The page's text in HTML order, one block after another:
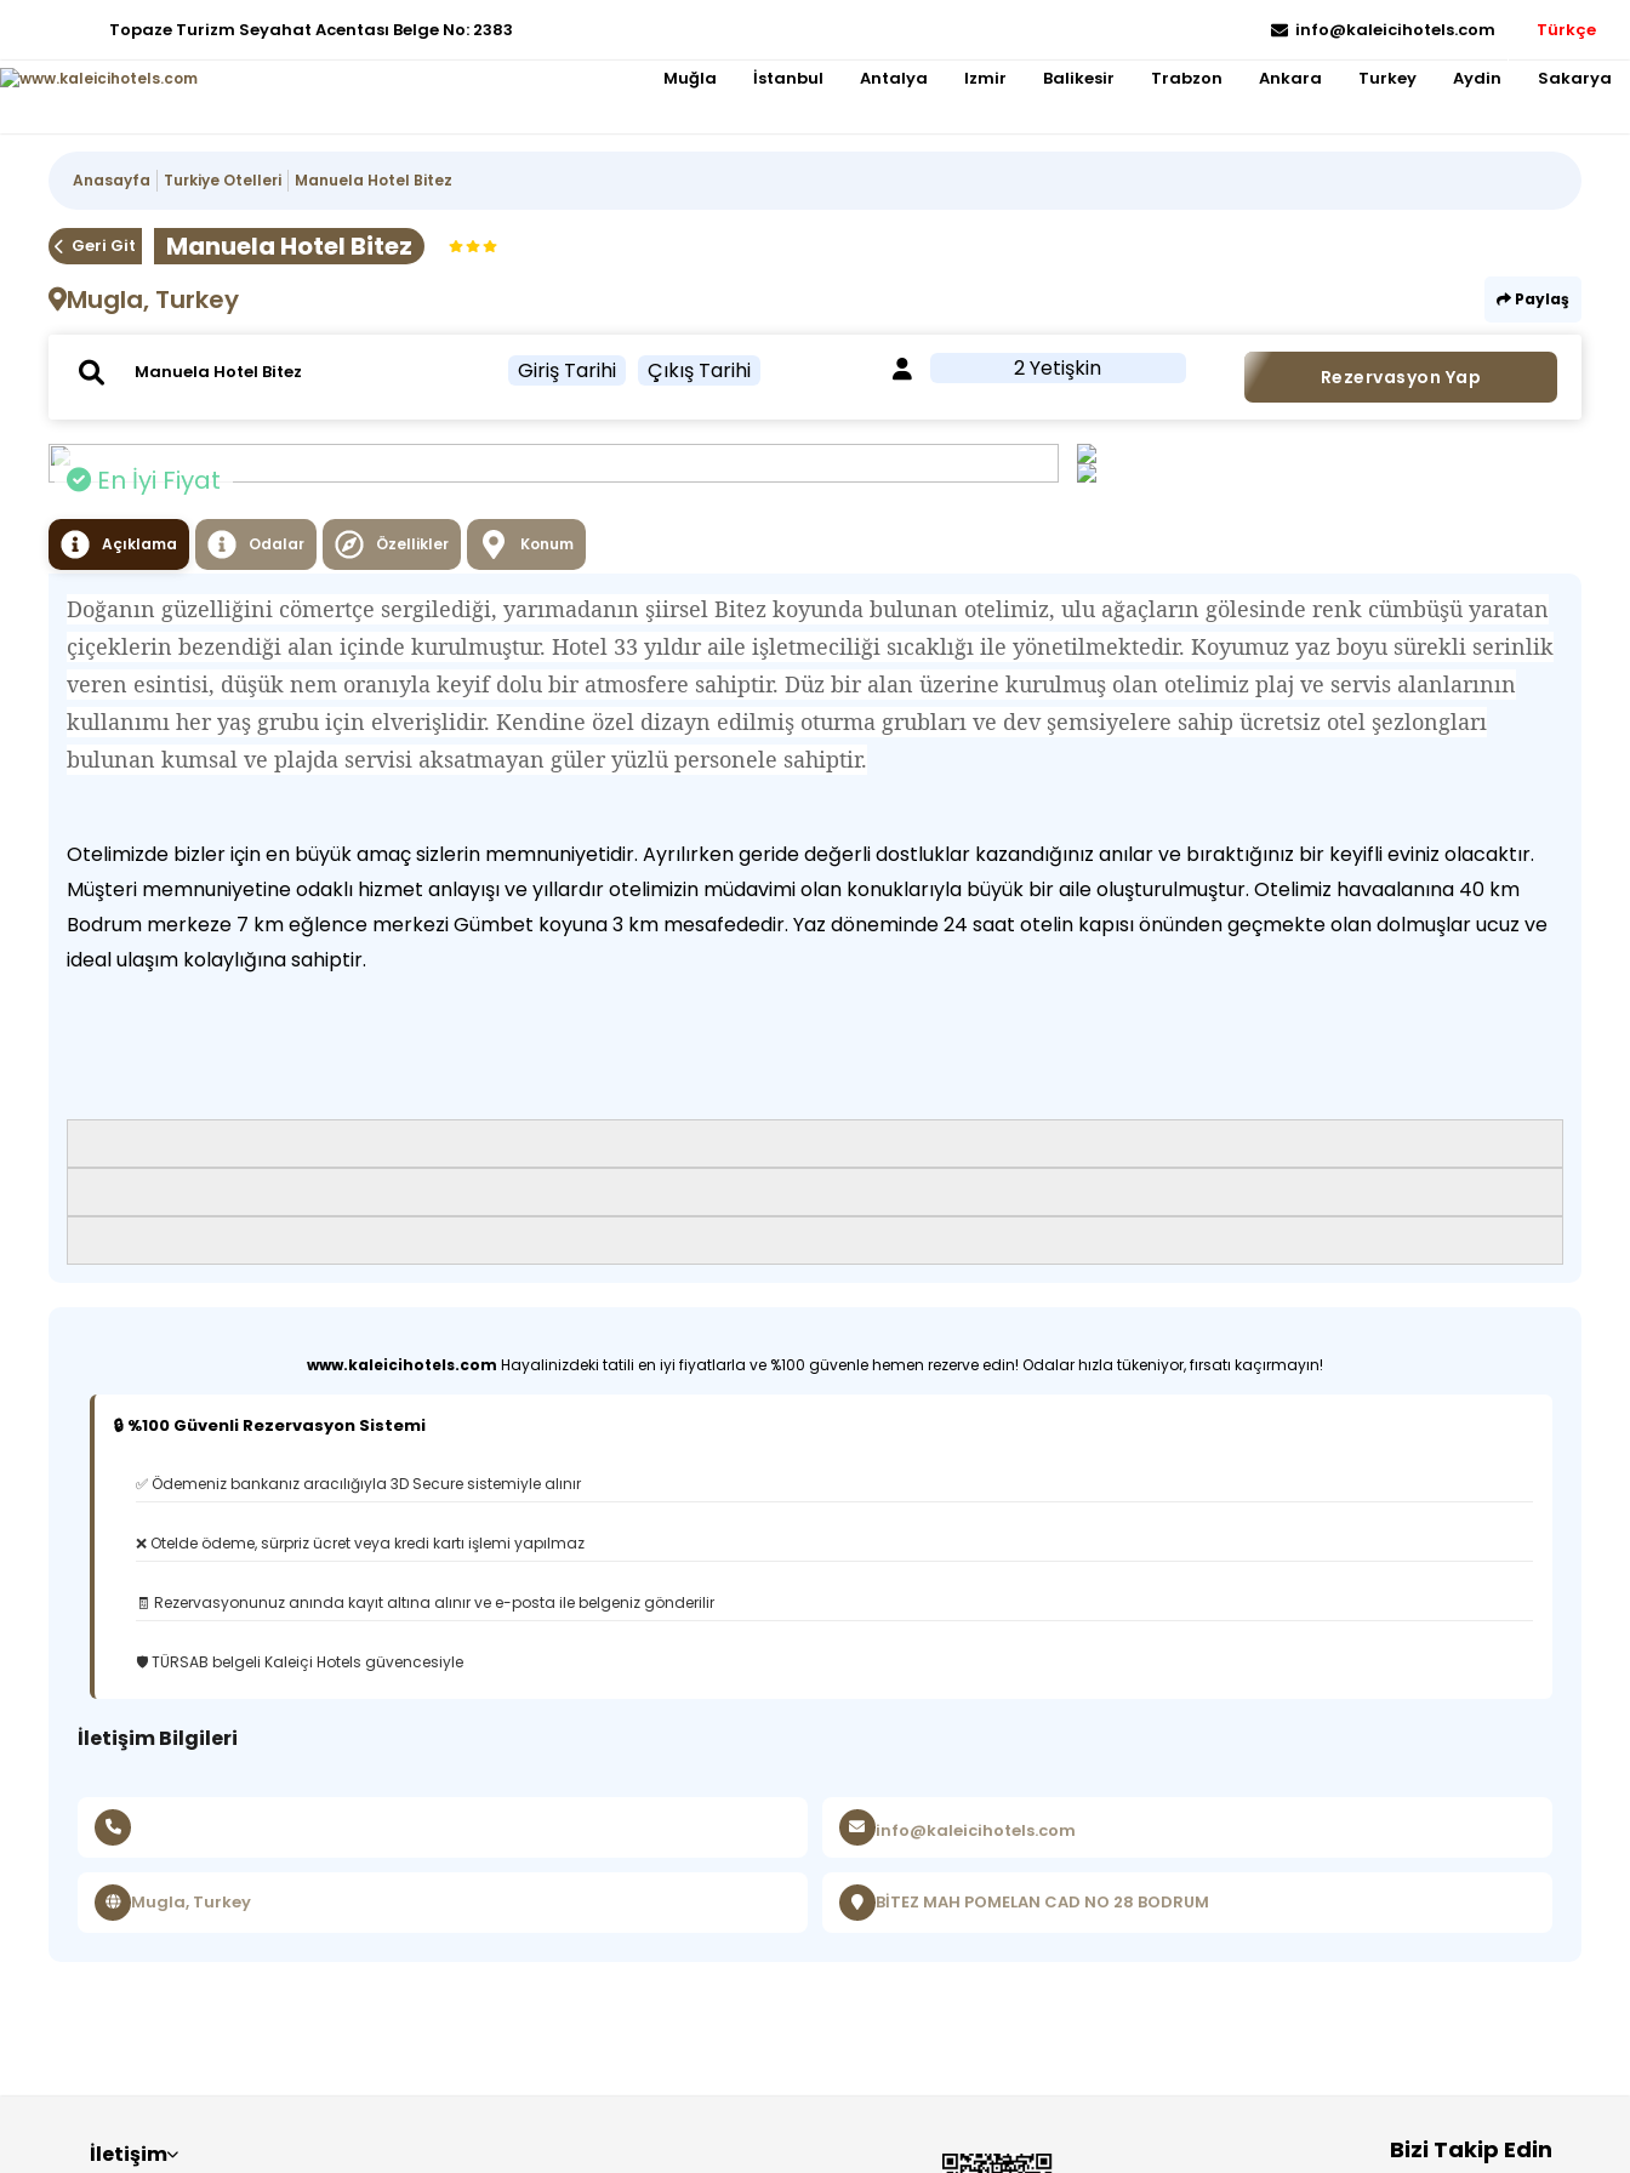
Topaze Turizm Seyahat Acentası Belge No: 2383 info@kaleicihotels.com Türkçe
Muğla İstanbul Antalya Izmir Balikesir Trabzon Ankara Turkey Aydin Sakarya
Anasayfa Turkiye Otelleri Manuela Hotel Bitez
Geri Git
Manuela Hotel Bitez
Mugla, Turkey
Paylaş
Giriş Tarihi Çıkış Tarihi 2 Yetişkin Rezervasyon Yap
En İyi Fiyat
Açıklama Odalar Özellikler Konum
Doğanın güzelliğini cömertçe sergilediği, yarımadanın şiirsel Bitez koyunda bulunan otelimiz, ulu ağaçların gölesinde renk cümbüşü yaratan
çiçeklerin bezendiği alan içinde kurulmuştur. Hotel 33 yıldır aile işletmeciliği sıcaklığı ile yönetilmektedir. Koyumuz yaz boyu sürekli serinlik
veren esintisi, düşük nem oranıyla keyif dolu bir atmosfere sahiptir. Düz bir alan üzerine kurulmuş olan otelimiz plaj ve servis alanlarının
kullanımı her yaş grubu için elverişlidir. Kendine özel dizayn edilmiş oturma grubları ve dev şemsiyelere sahip ücretsiz otel şezlongları
bulunan kumsal ve plajda servisi aksatmayan güler yüzlü personele sahiptir.
Otelimizde bizler için en büyük amaç sizlerin memnuniyetidir. Ayrılırken geride değerli dostluklar kazandığınız anılar ve bıraktığınız bir keyifli eviniz olacaktır.
Müşteri memnuniyetine odaklı hizmet anlayışı ve yıllardır otelimizin müdavimi olan konuklarıyla büyük bir aile oluşturulmuştur. Otelimiz havaalanına 40 km
Bodrum merkeze 7 km eğlence merkezi Gümbet koyuna 3 km mesafededir. Yaz döneminde 24 saat otelin kapısı önünden geçmekte olan dolmuşlar ucuz ve
ideal ulaşım kolaylığına sahiptir.
www.kaleicihotels.com Hayalinizdeki tatili en iyi fiyatlarla ve %100 güvenle hemen rezerve edin! Odalar hızla tükeniyor, fırsatı kaçırmayın!
🔒 %100 Güvenli Rezervasyon Sistemi
✅ Ödemeniz bankanız aracılığıyla 3D Secure sistemiyle alınır
❌ Otelde ödeme, sürpriz ücret veya kredi kartı işlemi yapılmaz
🧾 Rezervasyonunuz anında kayıt altına alınır ve e-posta ile belgeniz gönderilir
🛡️ TÜRSAB belgeli Kaleiçi Hotels güvencesiyle
İletişim Bilgileri
info@kaleicihotels.com
Mugla, Turkey BİTEZ MAH POMELAN CAD NO 28 BODRUM
İletişim Bizi Takip Edin